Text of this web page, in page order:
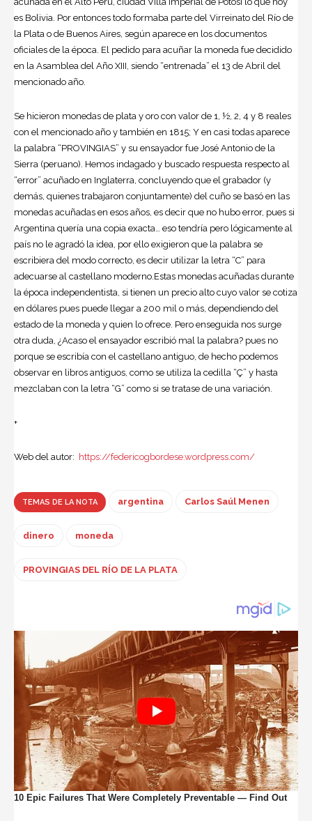
es Bolivia. Por entonces todo formaba parte del Virreinato del Río de
la Plata o de Buenos Aires, según aparece en los documentos
oficiales de la época. El pedido para acuñar la moneda fue decidido
en la Asamblea del Año XIII, siendo “entrenada” el 13 de Abril del
mencionado año.
Se hicieron monedas de plata y oro con valor de 1, ½, 2, 4 y 8 reales
con el mencionado año y también en 1815; Y en casi todas aparece
la palabra “PROVINGIAS” y su ensayador fue José Antonio de la
Sierra (peruano). Hemos indagado y buscado respuesta respecto al
“error” acuñado en Inglaterra, concluyendo que el grabador (y
demás, quienes trabajaron conjuntamente) del cuño se basó en las
monedas acuñadas en esos años, es decir que no hubo error, pues si
Argentina quería una copia exacta… eso tendría pero lógicamente al
país no le agradó la idea, por ello exigieron que la palabra se
escribiera del modo correcto, es decir utilizar la letra “C” para
adecuarse al castellano moderno.Estas monedas acuñadas durante
la época independentista, si tienen un precio alto cuyo valor se cotiza
en dólares pues puede llegar a 200 mil o más, dependiendo del
estado de la moneda y quien lo ofrece. Pero enseguida nos surge
otra duda, ¿Acaso el ensayador escribió mal la palabra? pues no
porque se escribía con el castellano antiguo, de hecho podemos
observar en libros antiguos, como se utiliza la cedilla “Ç” y hasta
mezclaban con la letra “G” como si se tratase de una variación.
+
Web del autor: https://federicogbordese.wordpress.com/
TEMAS DE LA NOTA argentina Carlos Saúl Menen
dinero moneda
PROVINGIAS DEL RÍO DE LA PLATA